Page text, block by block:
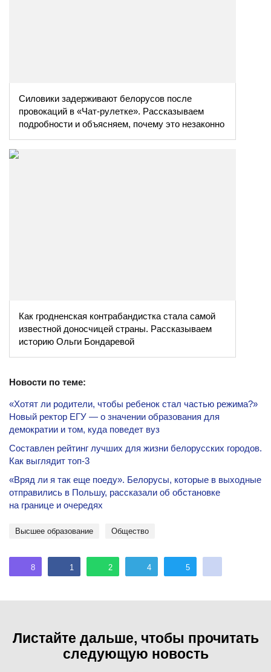
Силовики задерживают белорусов после
провокаций в «Чат-рулетке». Рассказываем
подробности и объясняем, почему это незаконно
Как гродненская контрабандистка стала самой
известной доносчицей страны. Рассказываем
историю Ольги Бондаревой
Новости по теме:
«Хотят ли родители, чтобы ребенок стал частью режима?»
Новый ректор ЕГУ — о значении образования для
демократии и том, куда поведет вуз
Составлен рейтинг лучших для жизни белорусских городов.
Как выглядит топ-3
«Вряд ли я так еще поеду». Белорусы, которые в выходные
отправились в Польшу, рассказали об обстановке
на границе и очередях
Высшее образование общество
8 1 2 4 5
Листайте дальше, чтобы прочитать
следующую новость